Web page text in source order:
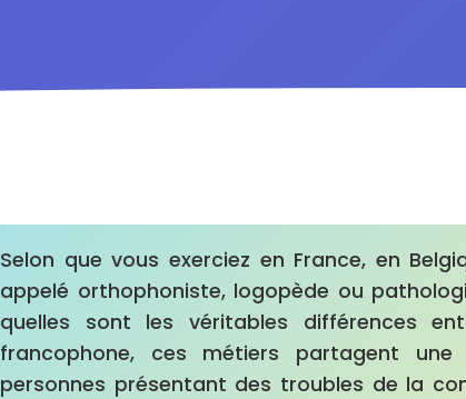
Selon que vous exerciez en France, en
appelé orthophoniste, logopède ou
quelles sont les véritables différences
francophone, ces métiers partagent
personnes présentant des troubles de la